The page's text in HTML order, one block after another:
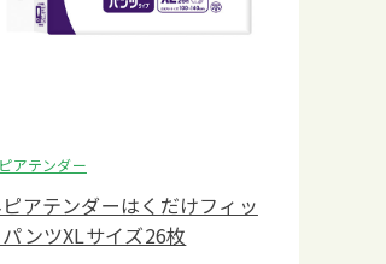
アテンダー
アテンダーはくだけフィッ
パンツXLサイズ26枚